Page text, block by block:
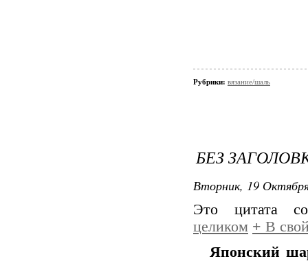
Рубрики: вязание/шаль
БЕЗ
Вторник, 19
Это цитата
целиком + В
Японский